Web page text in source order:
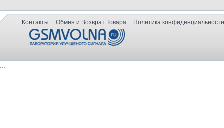
Контакты Обмен и Возврат Товара Политика
...